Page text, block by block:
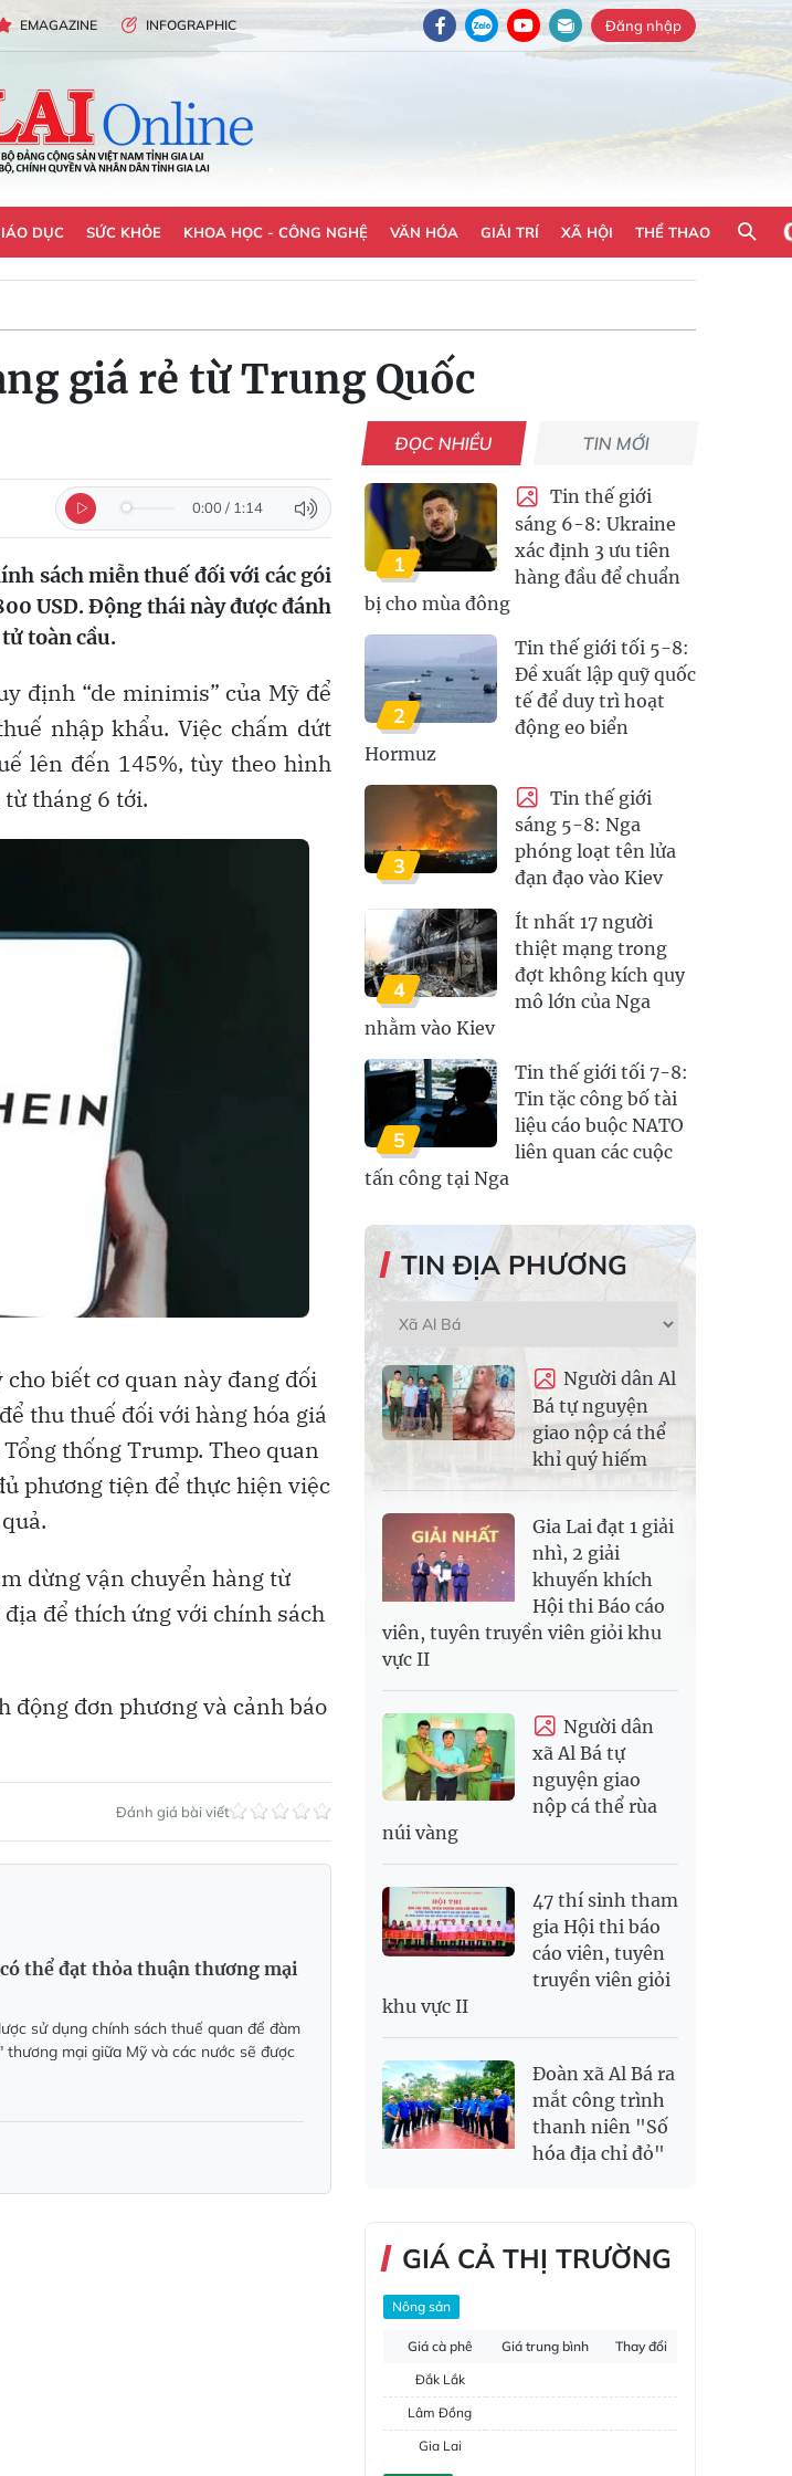
EMAGAZINE INFOGRAPHIC Đăng nhập
DỤC SỨC KHỎE KHOA HỌC - CÔNG NGHỆ VĂN HÓA GIẢI TRÍ XÃ HỘI THỂ THAO
giá rẻ từ Trung Quốc
0:00 / 1:14
sách miễn thuế đối với các gói
USD. Động thái này được đánh
toàn cầu.
định “de minimis” của Mỹ để
nhập khẩu. Việc chấm dứt
lên đến 145%, tùy theo hình
tháng 6 tới.
biết cơ quan này đang đối
thu thuế đối với hàng hóa giá
thống Trump. Theo quan
phương tiện để thực hiện việc
dừng vận chuyển hàng từ
để thích ứng với chính sách
động đơn phương và cảnh báo
Đánh giá bài viết
thể đạt thỏa thuận thương mại
sử dụng chính sách thuế quan để đàm
mại giữa Mỹ và các nước sẽ được
ĐỌC NHIỀU TIN MỚI
1
Tin thế giới
sáng 6-8: Ukraine
xác định 3 ưu tiên
hàng đầu để chuẩn
bị cho mùa đông
2
Tin thế giới tối 5-8:
Đề xuất lập quỹ quốc
tế để duy trì hoạt
động eo biển
Hormuz
3
Tin thế giới
sáng 5-8: Nga
phóng loạt tên lửa
đạn đạo vào Kiev
4
Ít nhất 17 người
thiệt mạng trong
đợt không kích quy
mô lớn của Nga
nhằm vào Kiev
5
Tin thế giới tối 7-8:
Tin tặc công bố tài
liệu cáo buộc NATO
liên quan các cuộc
tấn công tại Nga
TIN ĐỊA PHƯƠNG
Người dân Al
Bá tự nguyện
giao nộp cá thể
khỉ quý hiếm
Gia Lai đạt 1 giải
nhì, 2 giải
khuyến khích
Hội thi Báo cáo
viên, tuyên truyền viên giỏi khu
vực II
Người dân
xã Al Bá tự
nguyện giao
nộp cá thể rùa
núi vàng
47 thí sinh tham
gia Hội thi báo
cáo viên, tuyên
truyền viên giỏi
khu vực II
Đoàn xã Al Bá ra
mắt công trình
thanh niên "Số
hóa địa chỉ đỏ"
GIÁ CẢ THỊ TRƯỜNG
Nông sản
Giá cà phê Giá trung bình
Thay đổi
Đắk Lắk
Lâm Đồng
Gia Lai